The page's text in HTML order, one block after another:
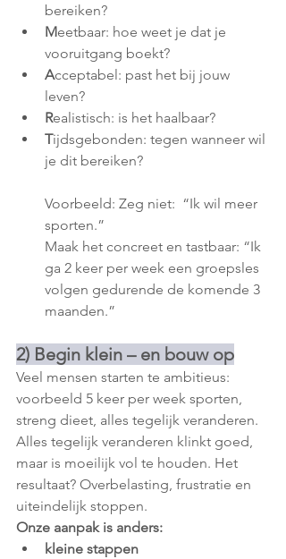
bereiken?
Meetbaar: hoe weet je dat je
vooruitgang boekt?
Acceptabel: past het bij jouw
leven?
Realistisch: is het haalbaar?
Tijdsgebonden: tegen wanneer wil
je dit bereiken?
Voorbeeld: Zeg niet:  “Ik wil meer
sporten.”
Maak het concreet en tastbaar: “Ik
ga 2 keer per week een groepsles
volgen gedurende de komende 3
maanden.”
2) Begin klein – en bouw op
Veel mensen starten te ambitieus:
voorbeeld 5 keer per week sporten,
streng dieet, alles tegelijk veranderen.
Alles tegelijk veranderen klinkt goed,
maar is moeilijk vol te houden. Het
resultaat? Overbelasting, frustratie en
uiteindelijk stoppen.
Onze aanpak is anders:
kleine stappen